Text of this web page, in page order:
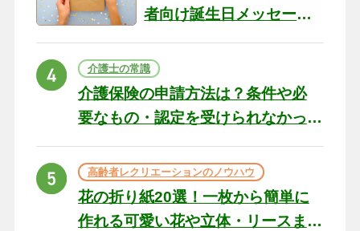
者向け誕生日メッセージ
の例文と書き方のポイン
ト
介護士の常識
介護保険の申請方法は？条件や必
要なもの・認定を受けられなかっ
た場合の対処法
高齢者レクリエーションのノウハウ
花の折り紙20選！一枚から簡単に
作れる可愛い花や立体・リースま